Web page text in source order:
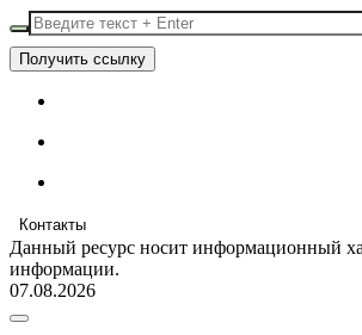
Получить ссылку
Контакты
Данный ресурс носит информационный
информации.
07.08.2026